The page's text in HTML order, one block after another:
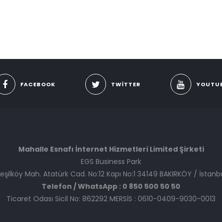
FACEBOOK TWITTER
Mahalle Esnafı İnternet Hizmetleri Limited Şirketi
EGS Business Park
Mah. Atatürk Cad. No:12 Kapı No:1 34149 BAKIRKÖY /
Telefon / WhatsApp : 0 850 500 50 50
Ticaret Odası Sicil No: 862292 MERSİS : 0610-0409-9030-0013